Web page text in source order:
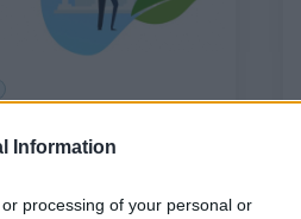
Information
processing of your personal or
τα 1,5 τρισ. δολάρια,